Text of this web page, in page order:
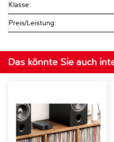
Klasse:
Preis/Leistung:
Das könnte Sie auch